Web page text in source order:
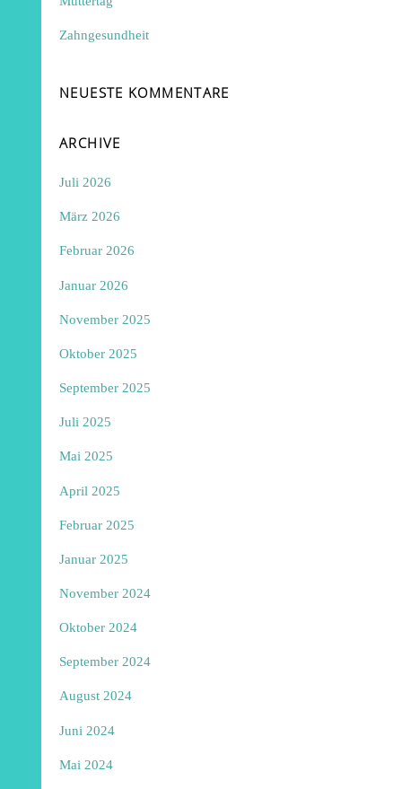
Zahngesundheit
NEUESTE KOMMENTARE
ARCHIVE
Juli 2026
März 2026
Februar 2026
Januar 2026
November 2025
Oktober 2025
September 2025
Juli 2025
Mai 2025
April 2025
Februar 2025
Januar 2025
November 2024
Oktober 2024
September 2024
August 2024
Juni 2024
Mai 2024